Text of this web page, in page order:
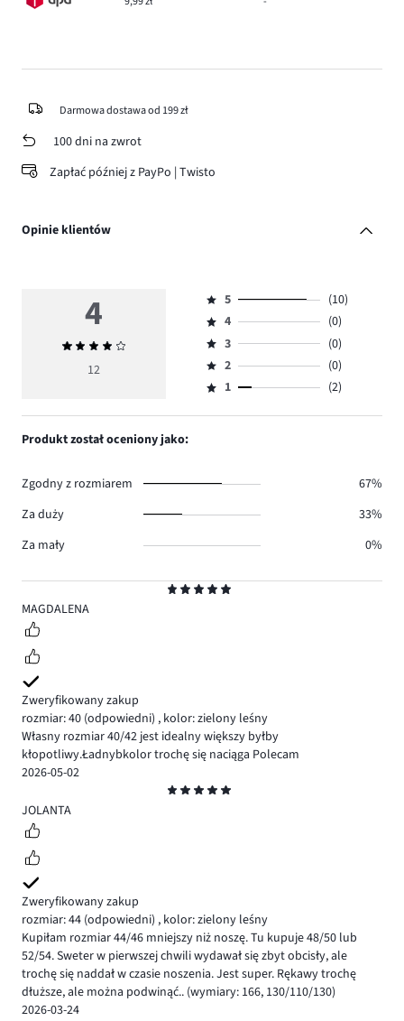
Darmowa dostawa od 199 zł
100 dni na zwrot
Zapłać później z PayPo | Twisto
Opinie klientów
5
MAGDALENA
Zweryfikowany zakup
rozmiar: 40 (odpowiedni) , kolor: zielony leśny
Własny rozmiar 40/42 jest idealny większy byłby
kłopotliwy.Ładnybkolor trochę się naciąga Polecam
2026-05-02
5
JOLANTA
Zweryfikowany zakup
rozmiar: 44 (odpowiedni) , kolor: zielony leśny
Kupiłam rozmiar 44/46 mniejszy niż noszę. Tu kupuje 48/50 lub
52/54. Sweter w pierwszej chwili wydawał się zbyt obcisły, ale
trochę się naddał w czasie noszenia. Jest super. Rękawy trochę
dłuższe, ale można podwinąć.. (wymiary: 166, 130/110/130)
2026-03-24
4
Średnia
ocena
12
Ocena
5,
ilość
głosów
10.
5
(10)
Ocena
4,
ilość
głosów
4
(0)
Ocena
3,
ilość
3
(0)
Ocena
2,
2
(0)
Ocena
1,
1 (2)
Produkt został oceniony jako:
Zgodny z rozmiarem
67%
Za duży
33%
Za mały
0%